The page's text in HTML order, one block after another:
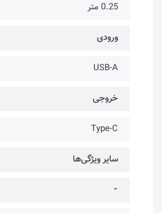
0.25 متر
ورودی
USB-A
خروجی
Type-C
سایر ویژگی‌ها
⁃